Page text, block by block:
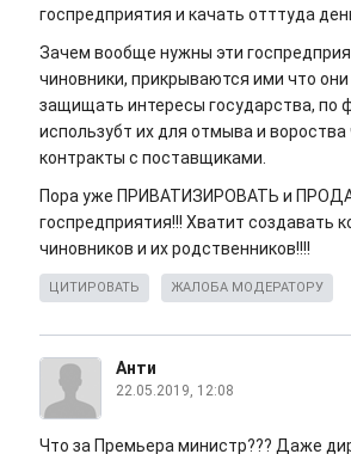
госпредприятия и качать отттуда
Зачем вообще нужны эти
чиновники, прикрываются ими что
защищать интересы государства, по
использубт их для отмыва и вороства
контракты с поставщиками.
Пора уже ПРИВАТИЗИРОВАТЬ и
госпредприятия!!! Хватит создавать
чиновников и их родственников!!!!
ЦИТИРОВАТЬ ЖАЛОБА МОДЕРАТОРУ
Анти
22.05.2019, 12:08
Что за Премьера министр??? Даже